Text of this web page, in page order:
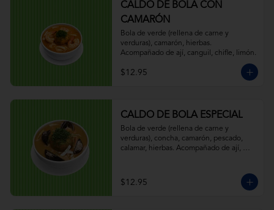
CALDO DE BOLA CON
CAMARÓN
Bola de verde (rellena de carne y
verduras), camarón, hierbas.
Acompañado de ají, canguil, chifle, limón.
$12.95
CALDO DE BOLA ESPECIAL
Bola de verde (rellena de carne y
verduras), concha, camarón, pescado,
calamar, hierbas. Acompañado de ají,
$12.95